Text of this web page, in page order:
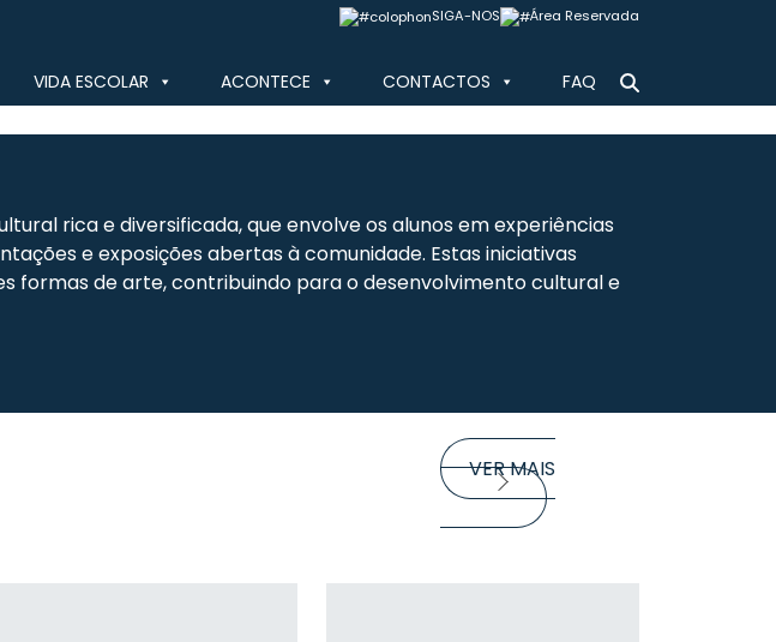
SIGA-NOS Área Reservada
VIDA ESCOLAR ACONTECE CONTACTOS FAQ
rica e diversificada, que envolve os alunos em experiências
e exposições abertas à comunidade. Estas iniciativas
formas de arte, contribuindo para o desenvolvimento cultural e
VER MAIS